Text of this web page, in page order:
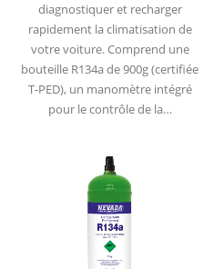
diagnostiquer et recharger
rapidement la climatisation de
votre voiture. Comprend une
bouteille R134a de 900g (certifiée
T-PED), un manomètre intégré
pour le contrôle de la…